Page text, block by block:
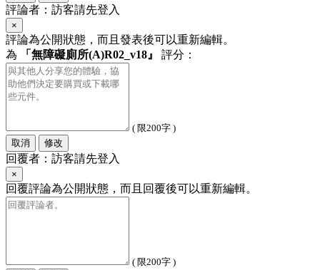
評論者：訪客請先登入
×
評論為公開狀態，而且發表後可以重新編輯。
為
「無障礙廁所(A)R02_v18』 評分：
( 限200字 )
取消
修改
回覆者：訪客請先登入
×
回覆評論為公開狀態，而且回覆後可以重新編輯。
( 限200字 )